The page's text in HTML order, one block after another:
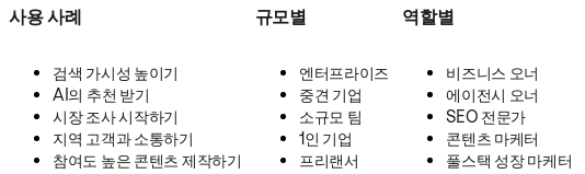
사용 사례
검색 가시성 높이기
AI의 추천 받기
시장 조사 시작하기
지역 고객과 소통하기
참여도 높은 콘텐츠 제작하기
규모별
엔터프라이즈
중견 기업
소규모 팀
1인 기업
프리랜서
역할별
비즈니스 오너
에이전시 오너
SEO 전문가
콘텐츠 마케터
풀스택 성장 마케터